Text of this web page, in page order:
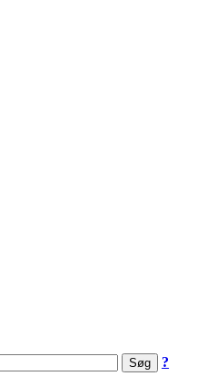
?